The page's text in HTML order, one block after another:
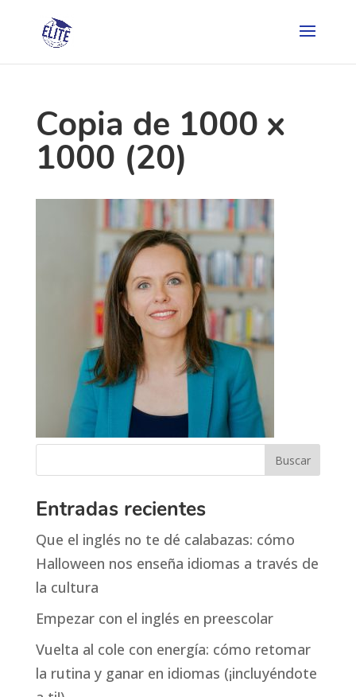
Copia de 1000 x
1000 (20)
Entradas recientes
Que el inglés no te dé calabazas: cómo
Halloween nos enseña idiomas a través de
la cultura
Empezar con el inglés en preescolar
Vuelta al cole con energía: cómo retomar
la rutina y ganar en idiomas (¡incluyéndote